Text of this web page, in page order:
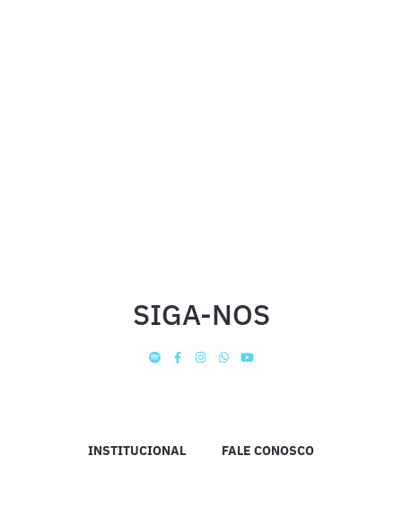
SIGA-NOS
INSTITUCIONAL FALE CONOSCO